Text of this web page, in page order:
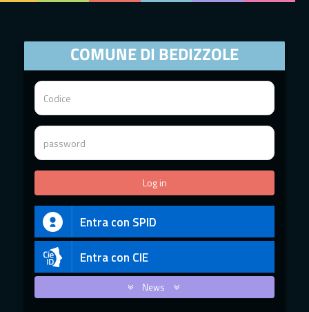
COMUNE DI BEDIZZOLE
Entra con SPID
Entra con CIE
News